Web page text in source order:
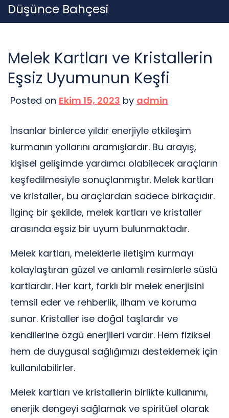
Skip
to
Düşünce Bahçesi
Melek Kartları ve Kristallerin
Eşsiz Uyumunun Keşfi
Posted on Ekim 15, 2023 by admin
İnsanlar binlerce yıldır enerjiyle etkileşim
kurmanın yollarını aramışlardır. Bu arayış,
kişisel gelişimde yardımcı olabilecek araçların
keşfedilmesiyle sonuçlanmıştır. Melek kartları
ve kristaller, bu araçlardan sadece birkaçıdır.
İlginç bir şekilde, melek kartları ve kristaller
arasında eşsiz bir uyum bulunmaktadır.
Melek kartları, meleklerle iletişim kurmayı
kolaylaştıran güzel ve anlamlı resimlerle süslü
kartlardır. Her kart, farklı bir melek enerjisini
temsil eder ve rehberlik, ilham ve koruma
sunar. Kristaller ise doğal taşlardır ve
kendilerine özgü enerjileri vardır. Hem fiziksel
hem de duygusal sağlığımızı desteklemek için
kullanılabilirler.
Melek kartları ve kristallerin birlikte kullanımı,
enerjik dengeyi sağlamak ve spiritüel olarak